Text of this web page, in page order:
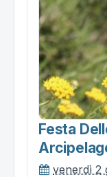
Festa
venerdì 2